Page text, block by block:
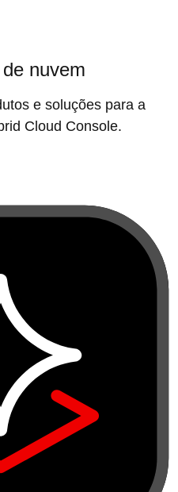
nuvem
e soluções para a
Cloud Console.